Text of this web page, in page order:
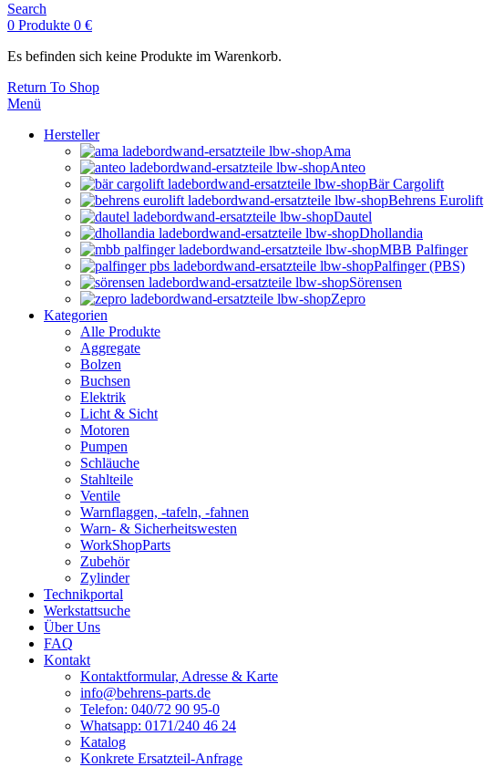
Search
0 Produkte 0 €
Es befinden sich keine Produkte im Warenkorb.
Return To Shop
Menü
Hersteller
Ama
Anteo
Bär Cargolift
Behrens Eurolift
Dautel
Dhollandia
MBB Palfinger
Palfinger (PBS)
Sörensen
Zepro
Kategorien
Alle Produkte
Aggregate
Bolzen
Buchsen
Elektrik
Licht & Sicht
Motoren
Pumpen
Schläuche
Stahlteile
Ventile
Warnflaggen, -tafeln, -fahnen
Warn- & Sicherheitswesten
WorkShopParts
Zubehör
Zylinder
Technikportal
Werkstattsuche
Über Uns
FAQ
Kontakt
Kontaktformular, Adresse & Karte
info@behrens-parts.de
Telefon: 040/72 90 95-0
Whatsapp: 0171/240 46 24
Katalog
Konkrete Ersatzteil-Anfrage